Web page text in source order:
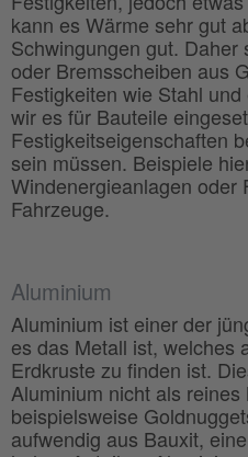
kann es Wärme sehr gut
Schwingungen gut. Daher
oder Bremsscheiben aus
Festigkeiten wie Stahl
wir es für Bauteile
Festigkeitseigenschaften
sein müssen. Beispiele
Windenergieanlagen oder
Fahrzeuge.
Aluminium
Aluminium ist einer der
es das Metall ist, welches
Erdkruste zu finden ist.
Aluminium nicht als reines
beispielsweise
aufwendig aus Bauxit,